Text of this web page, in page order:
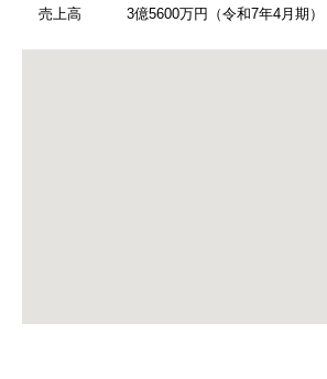
売上高
3億5600万円（令和7年4月期）